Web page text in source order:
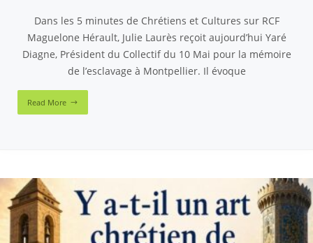
Dans les 5 minutes de Chrétiens et Cultures sur RCF
Maguelone Hérault, Julie Laurès reçoit aujourd’hui Yaré
Diagne, Président du Collectif du 10 Mai pour la mémoire
de l’esclavage à Montpellier. Il évoque
Read More